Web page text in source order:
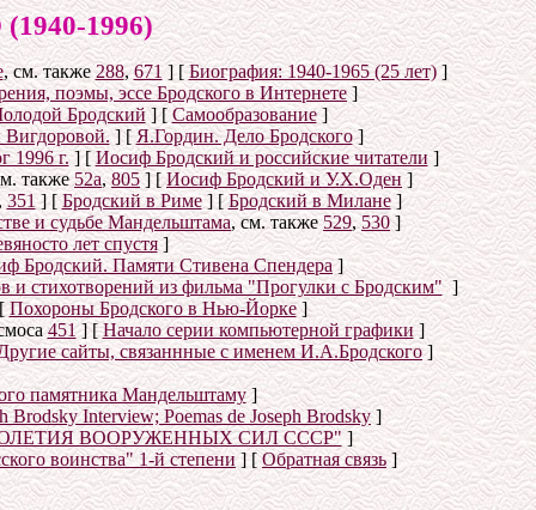
1996)
, см. также288,671] [Биография: 1940-1965 (25 лет)]
поэмы, эссе Бродского в Интернете]
Бродский] [ Самообразование]
] [Я.Гордин. Дело Бродского]
1996 г.] [Иосиф Бродский и российские читатели]
также52а,805] [Иосиф Бродский и У.Х.Оден ]
351] [Бродский в Риме] [Бродский в Милане]
и судьбе Мандельштама, см. также 529,530]
лет спустя]
Бродский. Памяти Стивена Спендера]
и стихотворений из фильма "Прогулки с Бродским"]
Похороны Бродского в Нью-Йорке]
451] [Начало серии компьютерной графики]
сайты, связаннные с именем И.А.Бродского]
памятника Мандельштаму]
Brodsky Interview; Poemas de Joseph Brodsky]
ВООРУЖЕННЫХ СИЛ СССР" ]
воинства" 1-й степени ] [Обратная связь]